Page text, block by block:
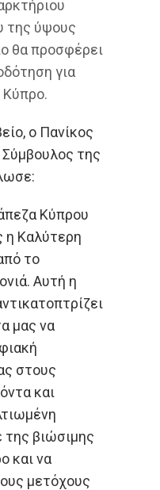
της ύψους
θα προσφέρει
για
Κύπρο.
ο Πανίκος
της
Κύπρου
η Καλύτερη
το
Αυτή η
μας να
στους
και
της βιώσιμης
και να
μετόχους